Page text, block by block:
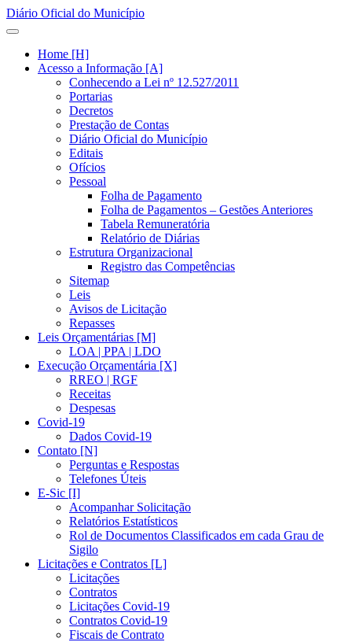
Diário Oficial do Município
Home [H]
Acesso a Informação [A]
Conhecendo a Lei nº 12.527/2011
Portarias
Decretos
Prestação de Contas
Diário Oficial do Município
Editais
Ofícios
Pessoal
Folha de Pagamento
Folha de Pagamentos – Gestões Anteriores
Tabela Remuneratória
Relatório de Diárias
Estrutura Organizacional
Registro das Competências
Sitemap
Leis
Avisos de Licitação
Repasses
Leis Orçamentárias [M]
LOA | PPA | LDO
Execução Orçamentária [X]
RREO | RGF
Receitas
Despesas
Covid-19
Dados Covid-19
Contato [N]
Perguntas e Respostas
Telefones Úteis
E-Sic [I]
Acompanhar Solicitação
Relatórios Estatísticos
Rol de Documentos Classificados em cada Grau de
Sigilo
Licitações e Contratos [L]
Licitações
Contratos
Licitações Covid-19
Contratos Covid-19
Fiscais de Contrato